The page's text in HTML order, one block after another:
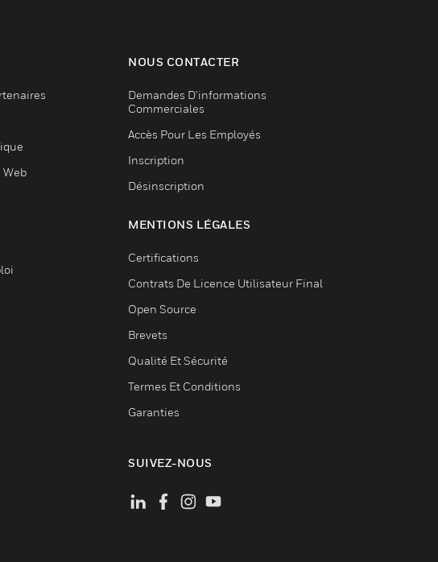
Web
NOUS CONTACTER
Demandes D’informations
Commerciales
Accès Pour Les Employés
Inscription
Désinscription
MENTIONS LÉGALES
Certifications
Contrats De Licence Utilisateur Final
Open Source
Brevets
Qualité Et Sécurité
Termes Et Conditions
Garanties
SUIVEZ-NOUS